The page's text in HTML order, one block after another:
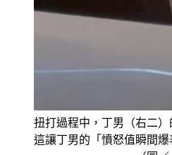
這讓丁男的「憤怒值瞬間
（圖／